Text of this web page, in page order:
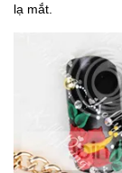
lạ mắt.